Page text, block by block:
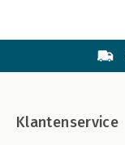
Klantenservice